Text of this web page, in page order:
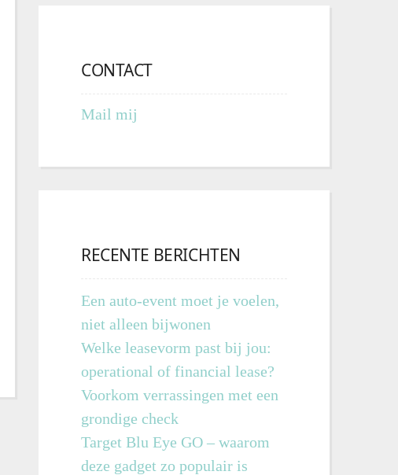
CONTACT
Mail mij
RECENTE BERICHTEN
Een auto-event moet je voelen,
niet alleen bijwonen
Welke leasevorm past bij jou:
operational of financial lease?
Voorkom verrassingen met een
grondige check
Target Blu Eye GO – waarom
deze gadget zo populair is